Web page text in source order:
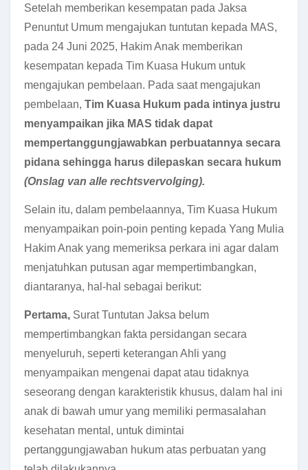
Setelah memberikan kesempatan pada Jaksa
Penuntut Umum mengajukan tuntutan kepada MAS,
pada 24 Juni 2025, Hakim Anak memberikan
kesempatan kepada Tim Kuasa Hukum untuk
mengajukan pembelaan. Pada saat mengajukan
pembelaan, Tim Kuasa Hukum pada intinya justru
menyampaikan jika MAS tidak dapat
mempertanggungjawabkan perbuatannya secara
pidana sehingga harus dilepaskan secara hukum
(Onslag van alle rechtsvervolging).
Selain itu, dalam pembelaannya, Tim Kuasa Hukum
menyampaikan poin-poin penting kepada Yang Mulia
Hakim Anak yang memeriksa perkara ini agar dalam
menjatuhkan putusan agar mempertimbangkan,
diantaranya, hal-hal sebagai berikut:
Pertama, Surat Tuntutan Jaksa belum
mempertimbangkan fakta persidangan secara
menyeluruh, seperti keterangan Ahli yang
menyampaikan mengenai dapat atau tidaknya
seseorang dengan karakteristik khusus, dalam hal ini
anak di bawah umur yang memiliki permasalahan
kesehatan mental, untuk dimintai
pertanggungjawaban hukum atas perbuatan yang